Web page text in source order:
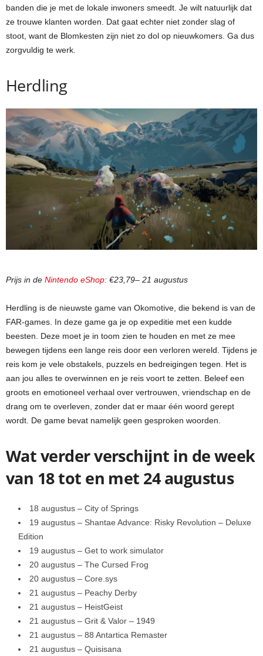
banden die je met de lokale inwoners smeedt. Je wilt natuurlijk dat
ze trouwe klanten worden. Dat gaat echter niet zonder slag of
stoot, want de Blomkesten zijn niet zo dol op nieuwkomers. Ga dus
zorgvuldig te werk.
Herdling
Prijs in de Nintendo eShop: €23,79– 21 augustus
Herdling is de nieuwste game van Okomotive, die bekend is van de
FAR-games. In deze game ga je op expeditie met een kudde
beesten. Deze moet je in toom zien te houden en met ze mee
bewegen tijdens een lange reis door een verloren wereld. Tijdens je
reis kom je vele obstakels, puzzels en bedreigingen tegen. Het is
aan jou alles te overwinnen en je reis voort te zetten. Beleef een
groots en emotioneel verhaal over vertrouwen, vriendschap en de
drang om te overleven, zonder dat er maar één woord gerept
wordt. De game bevat namelijk geen gesproken woorden.
Wat verder verschijnt in de week
van 18 tot en met 24 augustus
18 augustus – City of Springs
19 augustus – Shantae Advance: Risky Revolution – Deluxe
Edition
19 augustus – Get to work simulator
20 augustus – The Cursed Frog
20 augustus – Core.sys
21 augustus – Peachy Derby
21 augustus – HeistGeist
21 augustus – Grit & Valor – 1949
21 augustus – 88 Antartica Remaster
21 augustus – Quisisana